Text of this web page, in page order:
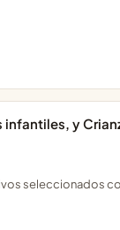
y
seleccionados